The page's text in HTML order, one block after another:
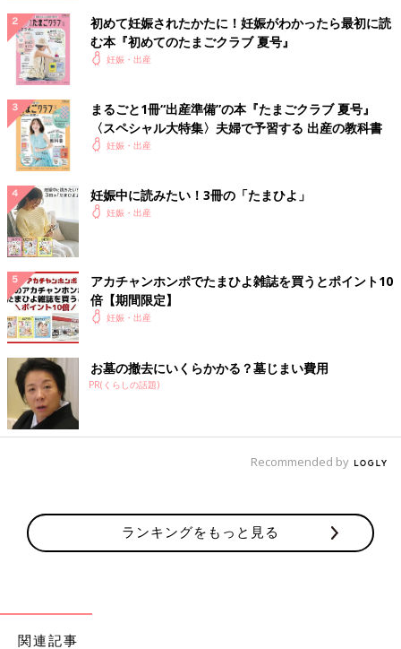
妊娠したら通院しようと考えていた産院を初受診。感じの良い女
医さんが担当に。エコーで見えるのは、やはり胎嚢だけでした。
赤ちゃんは胎芽と言われる時期。まだ、おチビちゃん過ぎで見え
ないのかしら。
妊娠6週目のエコー写真
薄茶色のおりもの（出血）があり、気になって産院へ電話。「と
りあえず、診察へ」と言われて受診しましたが、妊娠初期によく
れが赤ちゃんに成長していきます」と先生に聞いて、愛しさでエ
コー写真をしばらく眺めていました。夫に見せたら、「ちっこ
い」と笑っていました。
初めて妊娠されたかたに！妊娠がわかったら最初に読
む本『初めてのたまごクラブ 夏号』
妊娠・出産
まるごと1冊“出産準備”の本『たまごクラブ 夏号』
〈スペシャル大特集〉夫婦で予習する 出産の教科書
妊娠・出産
妊娠中に読みたい！3冊の「たまひよ」
妊娠・出産
アカチャンホンポでたまひよ雑誌を買うとポイント10
倍【期間限定】
妊娠・出産
お墓の撤去にいくらかかる？墓じまい費用
PR(くらしの話題)
Recommended by
ランキングをもっと見る
関連記事